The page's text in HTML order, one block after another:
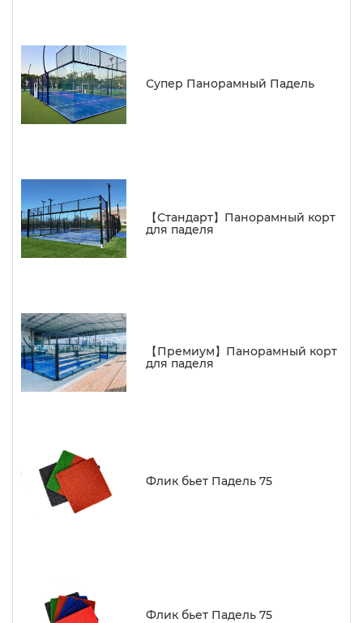
Супер Панорамный Падель
【Стандарт】Панорамный корт
для паделя
【Премиум】Панорамный корт
для паделя
Флик бьет Падель 75
Флик бьет Падель 75